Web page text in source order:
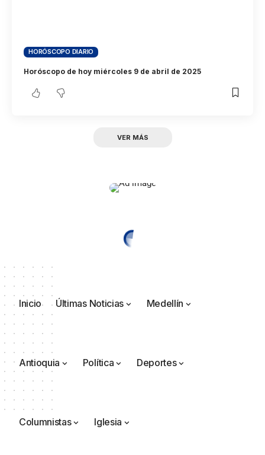
HORÓSCOPO DIARIO
Horóscopo de hoy miércoles 9 de abril de 2025
VER MÁS
Inicio Últimas Noticias Medellín
Antioquia Política Deportes
Columnistas Iglesia